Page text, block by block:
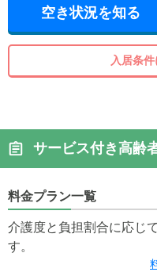
空き状況を知る
入居条
サービス付き高齢
料金プラン一覧
介護度と負担割合に応じ
す。